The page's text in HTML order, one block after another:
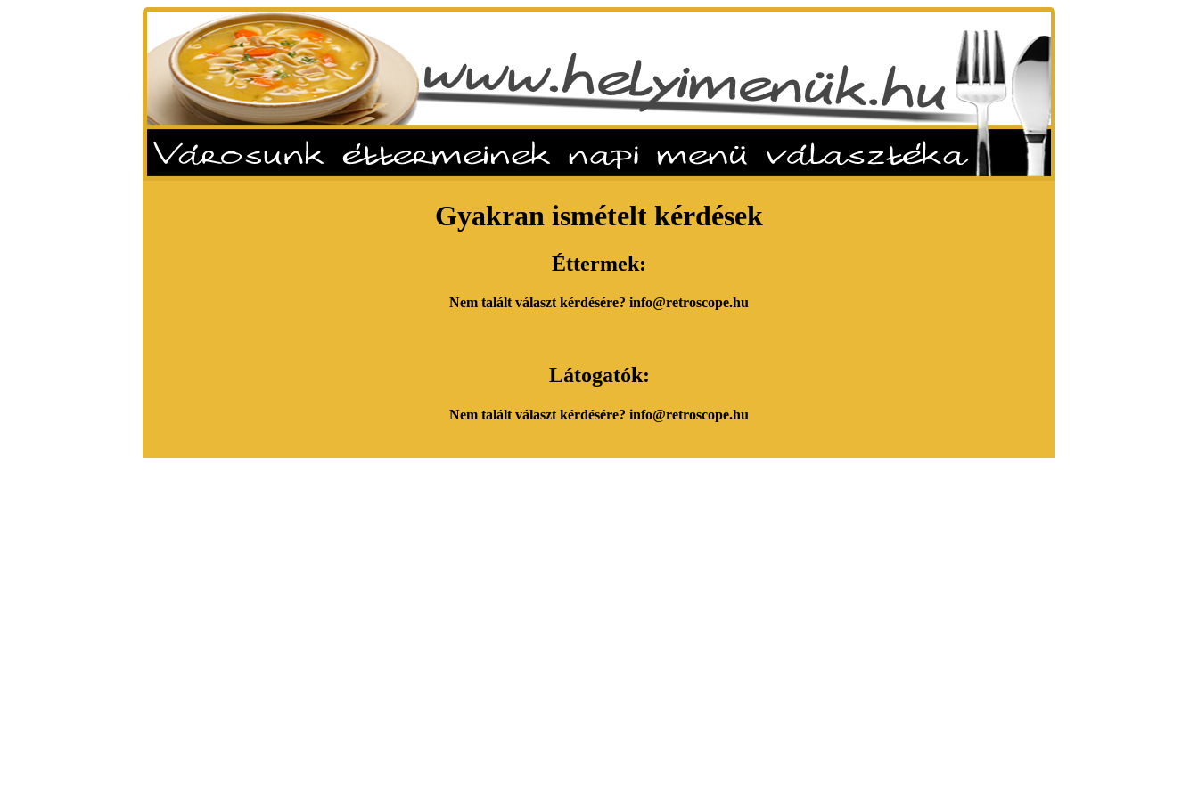
Gyakran ismételt kérdések
Éttermek:
Nem talált választ kérdésére? info@retroscope.hu
Látogatók:
Nem talált választ kérdésére? info@retroscope.hu